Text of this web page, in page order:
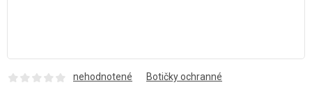
nehodnotené Botičky ochranné